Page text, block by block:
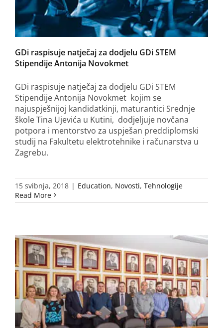
GDi raspisuje natječaj za dodjelu GDi STEM
Stipendije Antonija Novokmet
GDi raspisuje natječaj za dodjelu GDi STEM
Stipendije Antonija Novokmet kojim se
najuspješnijoj kandidatkinji, maturantici Srednje
škole Tina Ujevića u Kutini, dodjeljuje novčana
potpora i mentorstvo za uspješan preddiplomski
studij na Fakultetu elektrotehnike i računarstva u
Zagrebu.
15 svibnja, 2018 | Education, Novosti, Tehnologije
Read More